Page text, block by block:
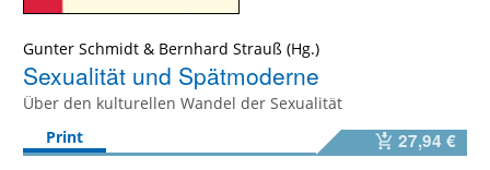
Gunter Schmidt & Bernhard Strauß
Sexualität und Spätmoderne
Über den kulturellen Wandel der Sexualität
Print
27,94 €